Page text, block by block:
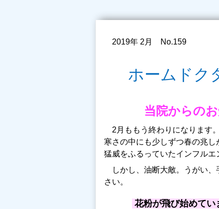
2019年 2月 No.159
ホームドク
当院からの
2月ももう終わりになります。
寒さの中にも少しずつ春の兆し
猛威をふるっていたインフルエ
しかし、油断大敵。うがい
さい。
花粉が飛び始めてい